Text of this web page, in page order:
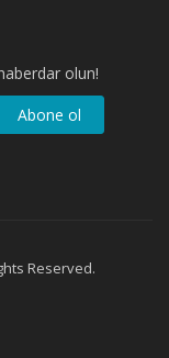
olun!
Abone ol
Reserved.